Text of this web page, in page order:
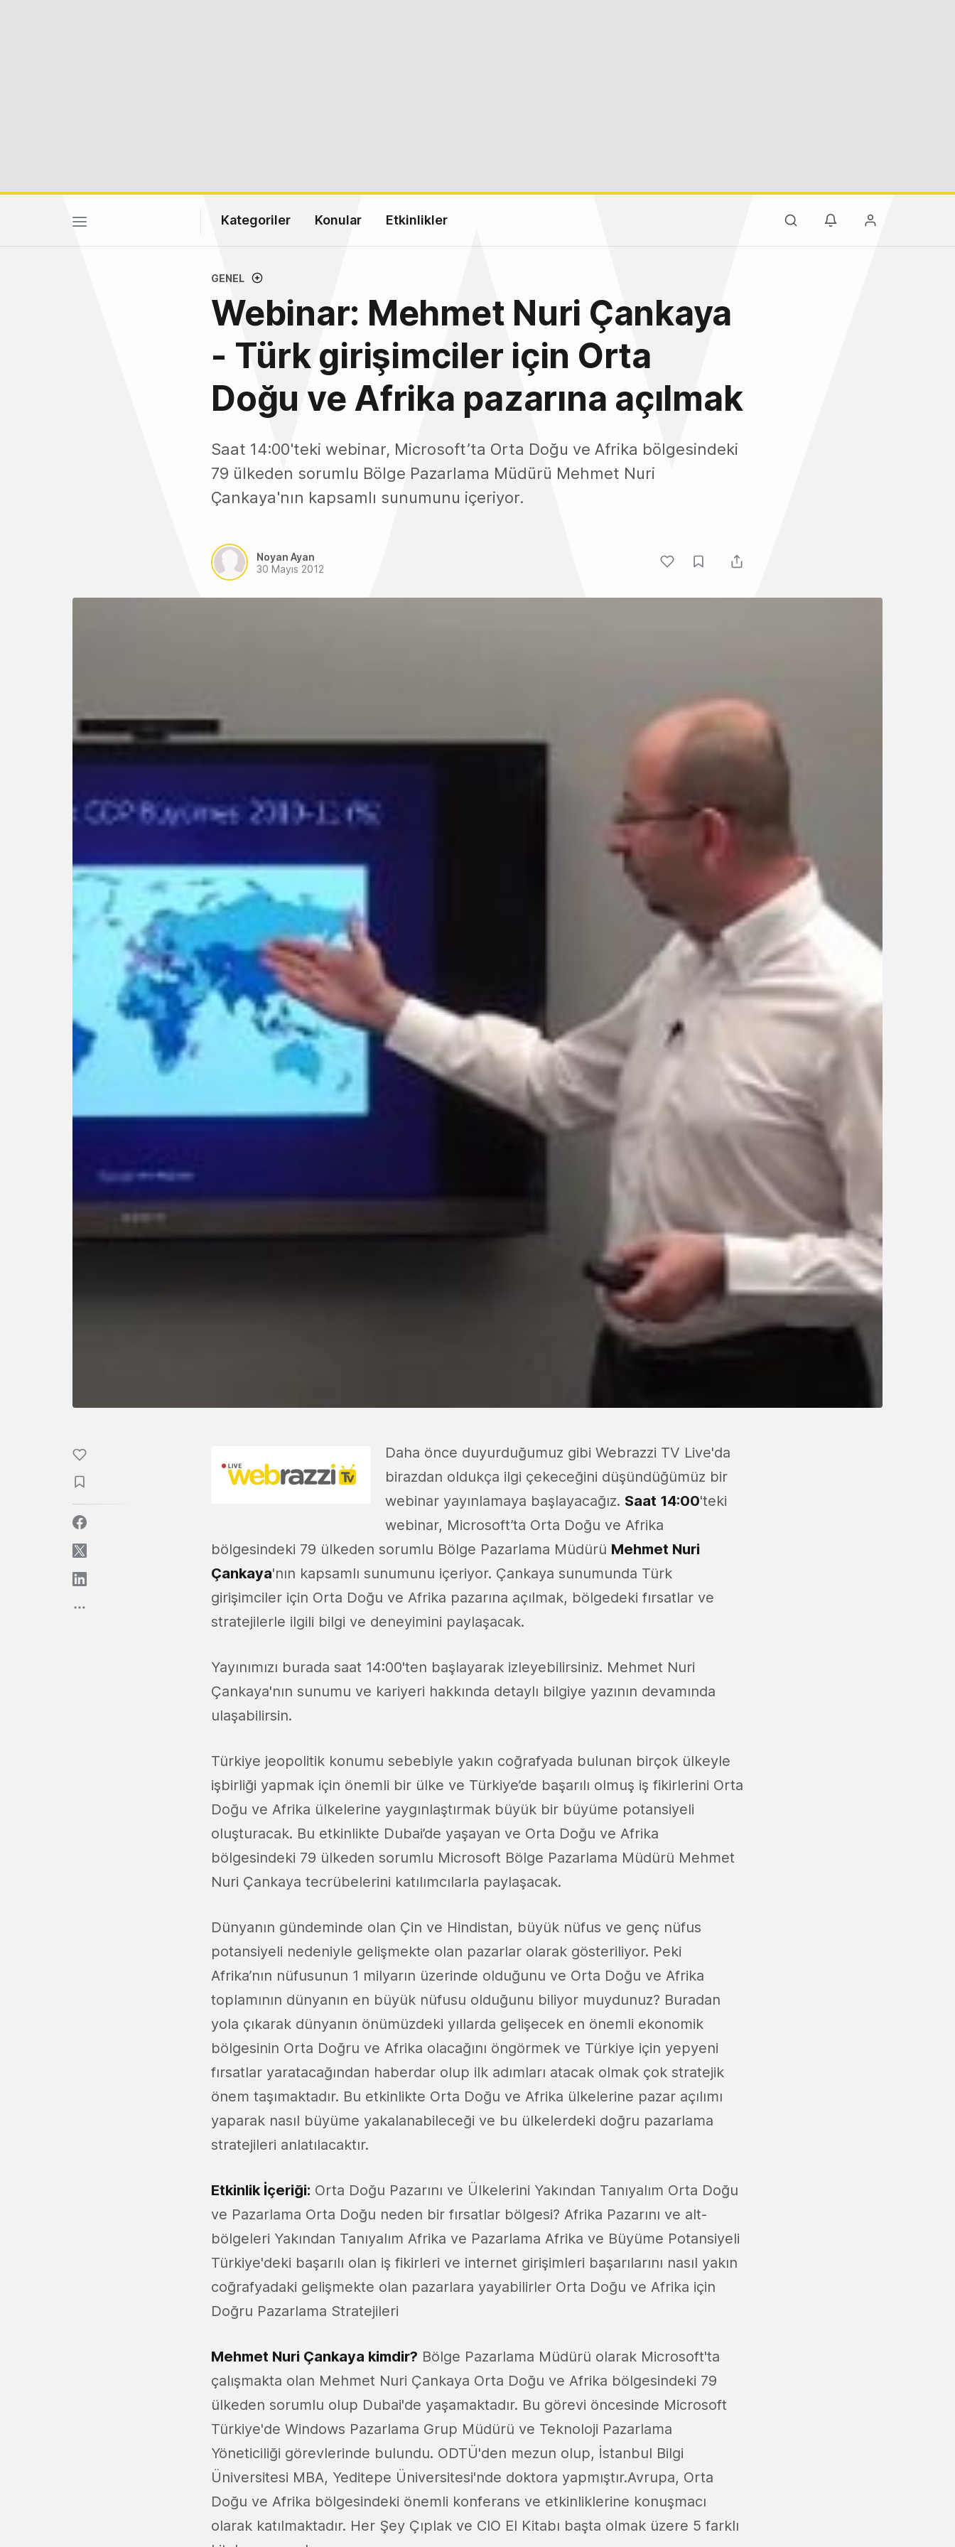
Kategoriler Konular Etkinlikler
GENEL
Webinar: Mehmet Nuri Çankaya
- Türk girişimciler için Orta
Doğu ve Afrika pazarına açılmak
Saat 14:00'teki webinar, Microsoft’ta Orta Doğu ve Afrika bölgesindeki
79 ülkeden sorumlu Bölge Pazarlama Müdürü Mehmet Nuri
Çankaya'nın kapsamlı sunumunu içeriyor.
Noyan Ayan
30 Mayıs 2012
Daha önce duyurduğumuz gibi Webrazzi TV Live'da
birazdan oldukça ilgi çekeceğini düşündüğümüz bir
webinar yayınlamaya başlayacağız. Saat 14:00'teki
webinar, Microsoft’ta Orta Doğu ve Afrika
bölgesindeki 79 ülkeden sorumlu Bölge Pazarlama Müdürü Mehmet Nuri
Çankaya'nın kapsamlı sunumunu içeriyor. Çankaya sunumunda Türk
girişimciler için Orta Doğu ve Afrika pazarına açılmak, bölgedeki fırsatlar ve
stratejilerle ilgili bilgi ve deneyimini paylaşacak.
Yayınımızı burada saat 14:00'ten başlayarak izleyebilirsiniz. Mehmet Nuri
Çankaya'nın sunumu ve kariyeri hakkında detaylı bilgiye yazının devamında
ulaşabilirsin.
Türkiye jeopolitik konumu sebebiyle yakın coğrafyada bulunan birçok ülkeyle
işbirliği yapmak için önemli bir ülke ve Türkiye’de başarılı olmuş iş fikirlerini Orta
Doğu ve Afrika ülkelerine yaygınlaştırmak büyük bir büyüme potansiyeli
oluşturacak. Bu etkinlikte Dubai’de yaşayan ve Orta Doğu ve Afrika
bölgesindeki 79 ülkeden sorumlu Microsoft Bölge Pazarlama Müdürü Mehmet
Nuri Çankaya tecrübelerini katılımcılarla paylaşacak.
Dünyanın gündeminde olan Çin ve Hindistan, büyük nüfus ve genç nüfus
potansiyeli nedeniyle gelişmekte olan pazarlar olarak gösteriliyor. Peki
Afrika’nın nüfusunun 1 milyarın üzerinde olduğunu ve Orta Doğu ve Afrika
toplamının dünyanın en büyük nüfusu olduğunu biliyor muydunuz? Buradan
yola çıkarak dünyanın önümüzdeki yıllarda gelişecek en önemli ekonomik
bölgesinin Orta Doğru ve Afrika olacağını öngörmek ve Türkiye için yepyeni
fırsatlar yaratacağından haberdar olup ilk adımları atacak olmak çok stratejik
önem taşımaktadır. Bu etkinlikte Orta Doğu ve Afrika ülkelerine pazar açılımı
yaparak nasıl büyüme yakalanabileceği ve bu ülkelerdeki doğru pazarlama
stratejileri anlatılacaktır.
Etkinlik İçeriği: Orta Doğu Pazarını ve Ülkelerini Yakından Tanıyalım Orta Doğu
ve Pazarlama Orta Doğu neden bir fırsatlar bölgesi? Afrika Pazarını ve alt-
bölgeleri Yakından Tanıyalım Afrika ve Pazarlama Afrika ve Büyüme Potansiyeli
Türkiye'deki başarılı olan iş fikirleri ve internet girişimleri başarılarını nasıl yakın
coğrafyadaki gelişmekte olan pazarlara yayabilirler Orta Doğu ve Afrika için
Doğru Pazarlama Stratejileri
Mehmet Nuri Çankaya kimdir? Bölge Pazarlama Müdürü olarak Microsoft'ta
çalışmakta olan Mehmet Nuri Çankaya Orta Doğu ve Afrika bölgesindeki 79
ülkeden sorumlu olup Dubai'de yaşamaktadır. Bu görevi öncesinde Microsoft
Türkiye'de Windows Pazarlama Grup Müdürü ve Teknoloji Pazarlama
Yöneticiliği görevlerinde bulundu. ODTÜ'den mezun olup, İstanbul Bilgi
Üniversitesi MBA, Yeditepe Üniversitesi'nde doktora yapmıştır.Avrupa, Orta
Doğu ve Afrika bölgesindeki önemli konferans ve etkinliklerine konuşmacı
olarak katılmaktadır. Her Şey Çıplak ve CIO El Kitabı başta olmak üzere 5 farklı